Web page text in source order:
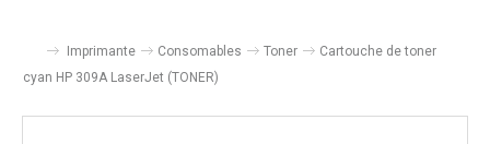
Imprimante Consomables Toner
Cartouche de toner
cyan HP 309A LaserJet (TONER)